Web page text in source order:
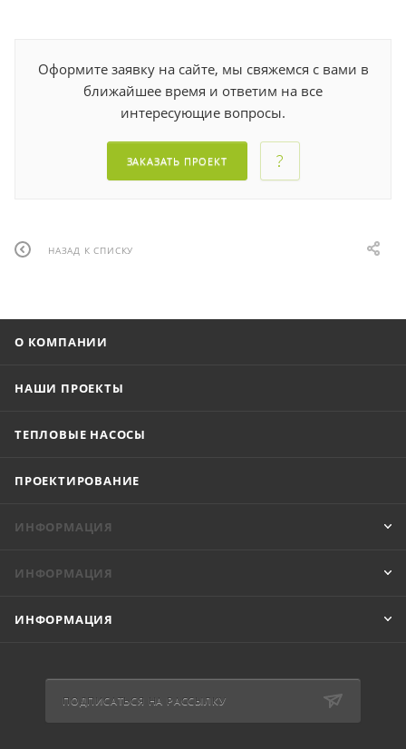
Оформите заявку на сайте, мы свяжемся с вами в
ближайшее время и ответим на все
интересующие вопросы.
ЗАКАЗАТЬ ПРОЕКТ
НАЗАД К СПИСКУ
О КОМПАНИИ
НАШИ ПРОЕКТЫ
ТЕПЛОВЫЕ НАСОСЫ
ПРОЕКТИРОВАНИЕ
ИНФОРМАЦИЯ
ИНФОРМАЦИЯ
ИНФОРМАЦИЯ
ПОДПИСАТЬСЯ НА РАССЫЛКУ